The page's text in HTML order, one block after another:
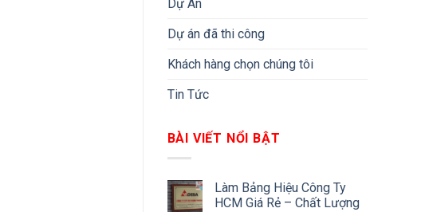
Dự Án
Dự án đã thi công
Khách hàng chọn chúng tôi
Tin Tức
BÀI VIẾT NỔI BẬT
Làm Bảng Hiệu Công Ty
HCM Giá Rẻ – Chất Lượng